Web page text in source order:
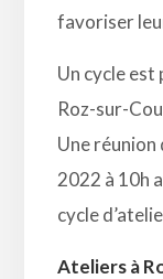
favoriser
Un cycle est
Roz-sur-
Une
2022 à 10h
cycle
Ateliers à